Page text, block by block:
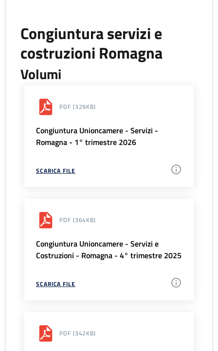
Congiuntura servizi e
costruzioni Romagna
Volumi
PDF (329KB)
Congiuntura Unioncamere - Servizi -
Romagna - 1° trimestre 2026
SCARICA FILE
PDF (364KB)
Congiuntura Unioncamere - Servizi e
Costruzioni - Romagna - 4° trimestre 2025
SCARICA FILE
PDF (342KB)